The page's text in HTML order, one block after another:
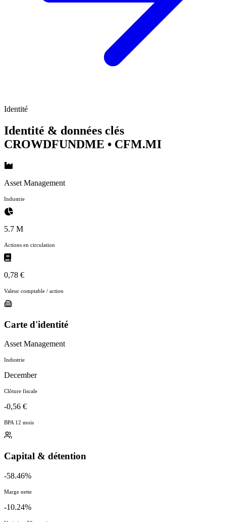
Identité
Identité & données clés
CROWDFUNDME • CFM.MI
Asset Management
Industrie
5.7 M
Actions en circulation
0,78 €
Valeur comptable / action
Carte d'identité
Asset Management
Industrie
December
Clôture fiscale
-0,56 €
BPA 12 mois
Capital & détention
-58.46%
Marge nette
-10.24%